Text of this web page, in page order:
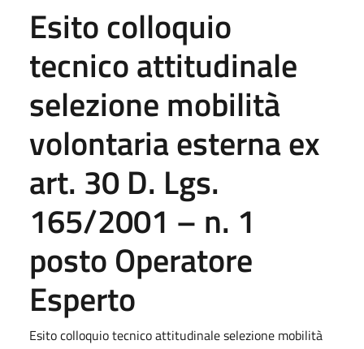
Esito colloquio
tecnico attitudinale
selezione mobilità
volontaria esterna ex
art. 30 D. Lgs.
165/2001 – n. 1
posto Operatore
Esperto
Esito colloquio tecnico attitudinale selezione mobilità